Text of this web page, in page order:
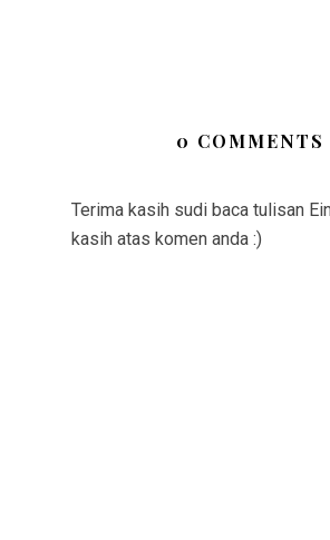
0 COMMENTS
Terima kasih sudi baca tulisan
kasih atas komen anda :)